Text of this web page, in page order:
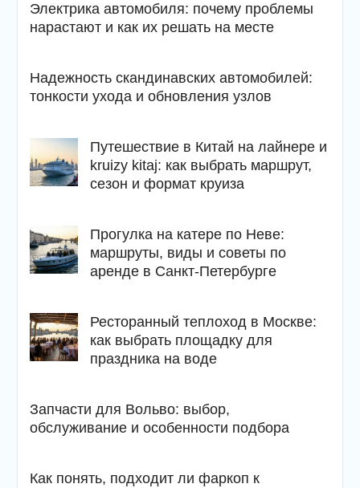
Электрика автомобиля: почему проблемы
нарастают и как их решать на месте
Надежность скандинавских автомобилей:
тонкости ухода и обновления узлов
Путешествие в Китай на лайнере и
kruizy kitaj: как выбрать маршрут,
сезон и формат круиза
Прогулка на катере по Неве:
маршруты, виды и советы по
аренде в Санкт-Петербурге
Ресторанный теплоход в Москве:
как выбрать площадку для
праздника на воде
Запчасти для Вольво: выбор,
обслуживание и особенности подбора
Как понять, подходит ли фаркоп к